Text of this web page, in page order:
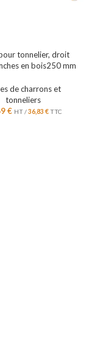
tonnelier, droit
en bois250 mm
de charrons et
tonneliers
€ HT /36,83 €TTC